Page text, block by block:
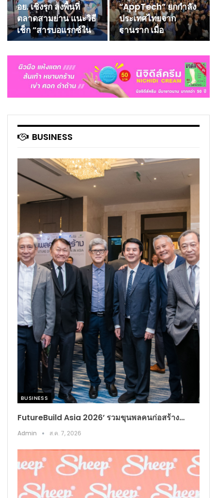
อย. เชิงรุก ลงพื้นที่
ตลาดสามย่าน แนะวิธี
เช็ก “สารบอแรกซ์ใน
อาหาร”…
“AppTech” ยกกำลัง
ประเทศไทยจาก
ฐานราก เมื่อ
เทคโนโลยีที่เหมาะสม
เป็นกลไกยกระดับทุน
มนุษย์ …
BUSINESS
BUSINESS​
FutureBuild Asia 2026’ รวมขุนพลคนก่อสร้าง…
Admin ส.ค. 7, 2026